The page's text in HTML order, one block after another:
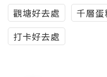
觀塘好去處
千層蛋
打卡好去處